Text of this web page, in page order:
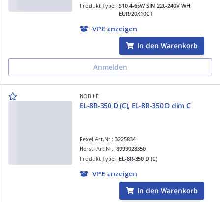
Produkt Type: S10 4-65W SIN 220-240V WH
EUR/20X10CT
VPE anzeigen
In den Warenkorb
Anmelden
NOBILE
EL-8R-350 D (C), EL-8R-350 D dim C
Rexel Art.Nr.: 3225834
Produkt Type: EL-8R-350 D (C)
Herst. Art.Nr.: 8999028350
VPE anzeigen
In den Warenkorb